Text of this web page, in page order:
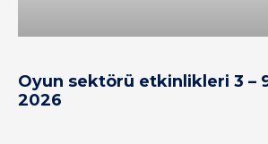
Oyun sektörü etkinlikleri 3 –
2026